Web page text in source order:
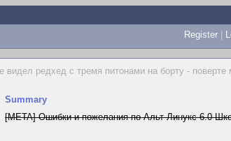
Register |
видел редхед с тремя питонами на борту - поверте
Summary
[META] Ошибки и пожелания по Альт Линукс 6.0